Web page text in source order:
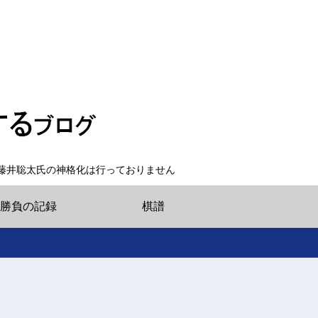
聡太氏の神格化は行っておりません
勝負の記録 棋譜